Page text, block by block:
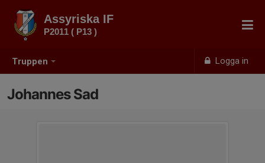
Truppen Logga in
Assyriska IF
P2011 ( P13 )
Johannes Sad